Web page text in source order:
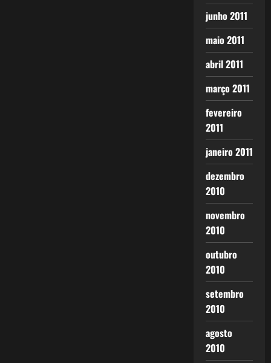
junho 2011
maio 2011
abril 2011
março 2011
fevereiro
2011
janeiro 2011
dezembro
2010
novembro
2010
outubro
2010
setembro
2010
agosto
2010